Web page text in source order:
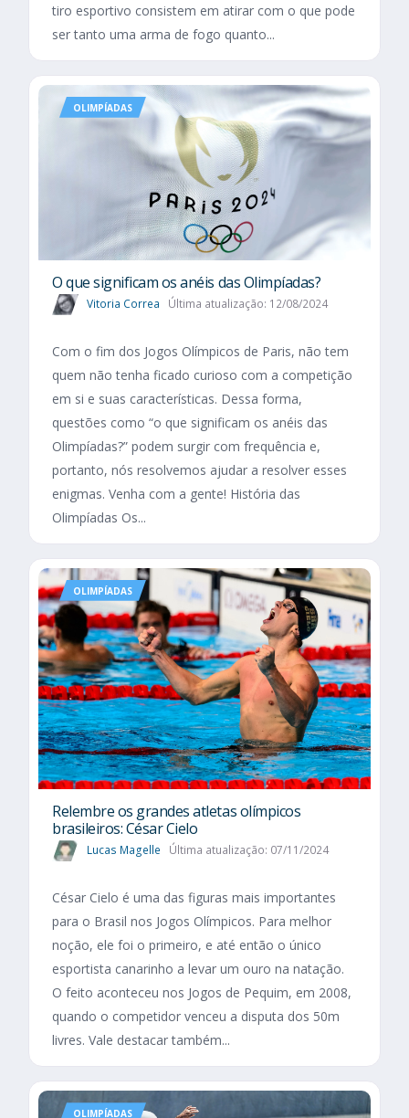
tiro esportivo consistem em atirar com o que pode
ser tanto uma arma de fogo quanto...
OLIMPÍADAS
O que significam os anéis das Olimpíadas?
Vitoria Correa Última atualização: 12/08/2024
Com o fim dos Jogos Olímpicos de Paris, não tem
quem não tenha ficado curioso com a competição
em si e suas características. Dessa forma,
questões como “o que significam os anéis das
Olimpíadas?” podem surgir com frequência e,
portanto, nós resolvemos ajudar a resolver esses
enigmas. Venha com a gente! História das
Olimpíadas Os...
OLIMPÍADAS
Relembre os grandes atletas olímpicos
brasileiros: César Cielo
Lucas Magelle Última atualização: 07/11/2024
César Cielo é uma das figuras mais importantes
para o Brasil nos Jogos Olímpicos. Para melhor
noção, ele foi o primeiro, e até então o único
esportista canarinho a levar um ouro na natação.
O feito aconteceu nos Jogos de Pequim, em 2008,
quando o competidor venceu a disputa dos 50m
livres. Vale destacar também...
OLIMPÍADAS